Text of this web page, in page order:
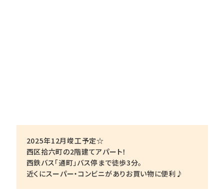
2025年12月竣工予定☆
西区拾六町の2階建てアパート！
西鉄バス「通町」バス停まで徒歩3分。
近くにスーパー・コンビニがありお買い物に便利♪